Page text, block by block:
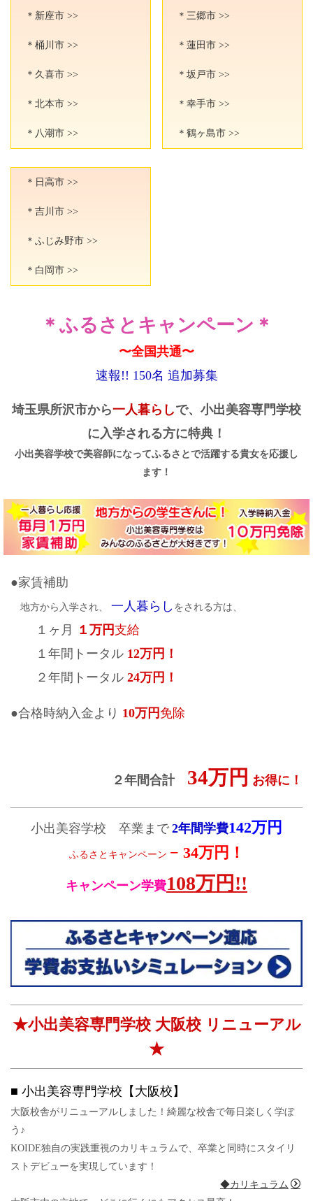
＊新座市 >>
＊桶川市 >>
＊久喜市 >>
＊北本市 >>
＊八潮市 >>
＊三郷市 >>
＊蓮田市 >>
＊坂戸市 >>
＊幸手市 >>
＊鶴ヶ島市 >>
＊日高市 >>
＊吉川市 >>
＊ふじみ野市 >>
＊白岡市 >>
＊ふるさとキャンペーン＊
〜全国共通〜
速報!! 150名 追加募集
埼玉県所沢市から一人暮らしで、小出美容専門学校
に入学される方に特典！
小出美容学校で美容師になってふるさとで活躍する貴女を応援し
ます！
●家賃補助
地方から入学され、 一人暮らし をされる方は、
１ヶ月 １万円支給
１年間トータル 12万円！
２年間トータル 24万円！
●合格時納入金より 10万円 免除
２年間合計 34万円 お得に！
小出美容学校 卒業まで 2年間学費142万円
ふるさとキャンペーン − 34万円！
キャンペーン学費108万円!!
★小出美容専門学校 大阪校 リニューアル
★
■ 小出美容専門学校【大阪校】
大阪校舎がリニューアルしました！綺麗な校舎で毎日楽しく学ぼ
う♪
KOIDE独自の実践重視のカリキュラムで、卒業と同時にスタイリ
ストデビューを実現しています！
◆カリキュラム